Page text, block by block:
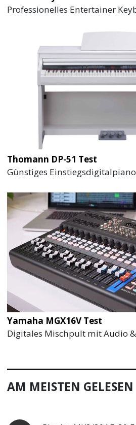
Professionelles Entertainer
Thomann DP-51 Test
Günstiges Einstiegsdigitalpiano
Yamaha MGX16V Test
Digitales Mischpult mit Audio
AM MEISTEN GELESEN